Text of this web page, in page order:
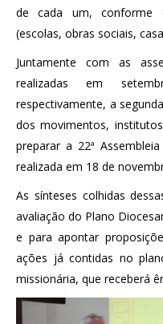
de cada um, conforme
(escolas, obras sociais,
Juntamente com as
realizadas em
respectivamente, a
dos movimentos,
preparar a 22ª
realizada em 18 de
As sínteses colhidas
avaliação do Plano
e para apontar
ações já contidas no
missionária, que receberá